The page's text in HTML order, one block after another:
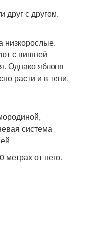
друг с другом.
низкорослые.
с вишней
Однако яблоня
расти и в тени,
система
от него.